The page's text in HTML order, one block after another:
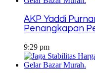
AKP Yaddi
Penangkapan
9:29 pm